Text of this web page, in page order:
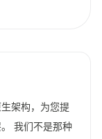
架构，为您提
我们不是那种